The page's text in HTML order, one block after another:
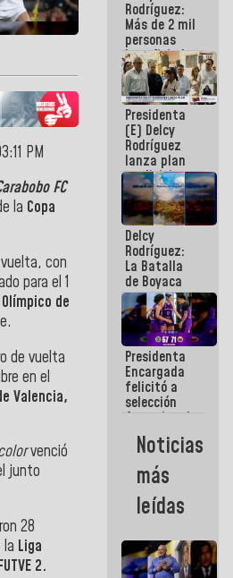
PM
FC
la Copa
con
para el 1
de
de vuelta
en el
Valencia,
venció
junto
28
Liga
VE 2.
Rodríguez:
Más de 2 mil
personas
beneficiadas
con planes
para
atención de
emergencia
sísmica en
la última
semana
Presidenta
(E) Delcy
Rodríguez
lanza plan
crediticio
con subsidio
a Juntas de
Condominio
Delcy
Rodríguez:
La Batalla
de Boyaca
representa
un capítulo
decisivo en
la gesta
emancipadora
de nuestra
América
Presidenta
Encargada
felicitó a
selección
femenina de
baloncesto
por su
clasificación
a la
AmeriCup
2027
Noticias
más
leídas